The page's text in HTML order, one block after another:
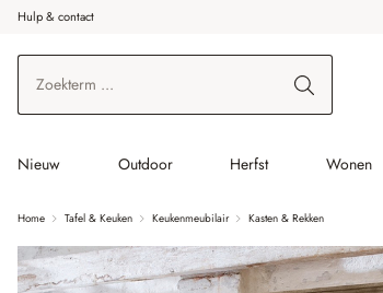
de hoofdinhoud
Ga naar zoeken
Ga naar de hoofdnavigatie
Hulp & contact
Nieuw Outdoor Herfst Wonen
Home Tafel & Keuken Keukenmeubilair Kasten & Rekken